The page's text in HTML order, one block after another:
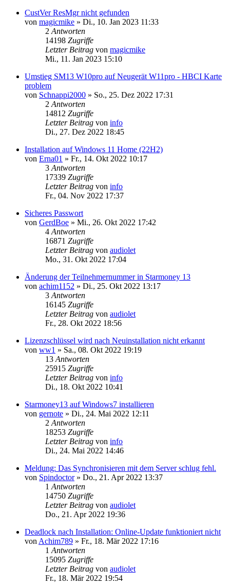
CustVer ResMgr nicht gefunden
von magicmike » Di., 10. Jan 2023 11:33
2 Antworten
14198 Zugriffe
Letzter Beitrag von magicmike
Mi., 11. Jan 2023 15:10
Umstieg SM13 W10pro auf Neugerät W11pro - HBCI Karte
problem
von Schnappi2000 » So., 25. Dez 2022 17:31
2 Antworten
14812 Zugriffe
Letzter Beitrag von info
Di., 27. Dez 2022 18:45
Installation auf Windows 11 Home (22H2)
von Erna01 » Fr., 14. Okt 2022 10:17
3 Antworten
17339 Zugriffe
Letzter Beitrag von info
Fr., 04. Nov 2022 17:37
Sicheres Passwort
von GerdBoe » Mi., 26. Okt 2022 17:42
4 Antworten
16871 Zugriffe
Letzter Beitrag von audiolet
Mo., 31. Okt 2022 17:04
Änderung der Teilnehmernummer in Starmoney 13
von achim1152 » Di., 25. Okt 2022 13:17
3 Antworten
16145 Zugriffe
Letzter Beitrag von audiolet
Fr., 28. Okt 2022 18:56
Lizenzschlüssel wird nach Neuinstallation nicht erkannt
von ww1 » Sa., 08. Okt 2022 19:19
13 Antworten
25915 Zugriffe
Letzter Beitrag von info
Di., 18. Okt 2022 10:41
Starmoney13 auf Windows7 installieren
von gernote » Di., 24. Mai 2022 12:11
2 Antworten
18253 Zugriffe
Letzter Beitrag von info
Di., 24. Mai 2022 14:46
Meldung: Das Synchronisieren mit dem Server schlug fehl.
von Spindoctor» Do., 21. Apr 2022 13:37
1 Antworten
14750 Zugriffe
Letzter Beitrag von audiolet
Do., 21. Apr 2022 19:36
Deadlock nach Installation: Online-Update funktioniert nicht
von Achim789 » Fr., 18. Mär 2022 17:16
1 Antworten
15095 Zugriffe
Letzter Beitrag von audiolet
Fr., 18. Mär 2022 19:54